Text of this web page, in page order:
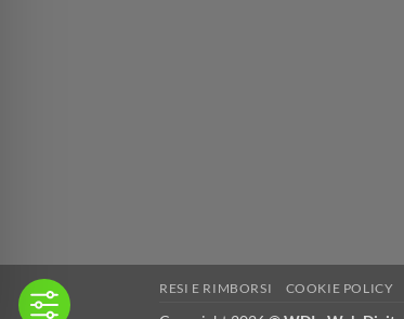
RESI E RIMBORSI COOKIE POLICY